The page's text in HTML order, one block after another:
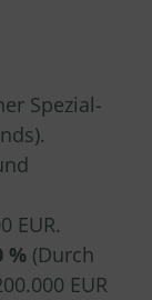
Spezial-
EUR.
% (Durch
EUR